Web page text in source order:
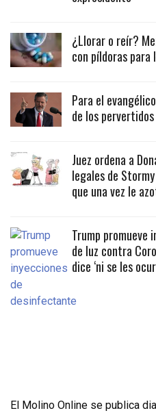
¿Llorar o reír?
con píldoras
Para el
de los
Juez ordena a
legales de
que una vez le
Trump promueve
de luz contra
dice ‘ni se les
El Molino Online se publica